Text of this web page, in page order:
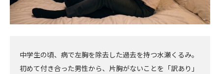
中学生の頃、病で左胸を除去した過去を持つ水瀬くるみ。
初めて付き合った男性から、片胸がないことを「訳あり」